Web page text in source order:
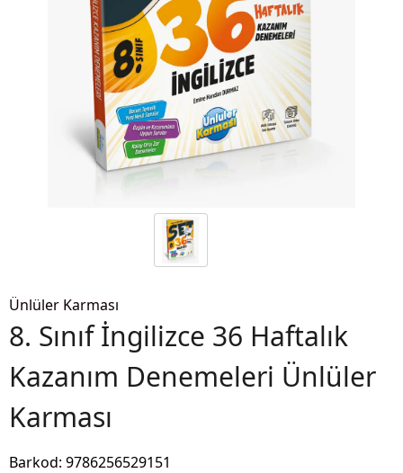
Ünlüler Karması
8. Sınıf İngilizce 36 Haftalık
Kazanım Denemeleri Ünlüler
Karması
Barkod: 9786256529151